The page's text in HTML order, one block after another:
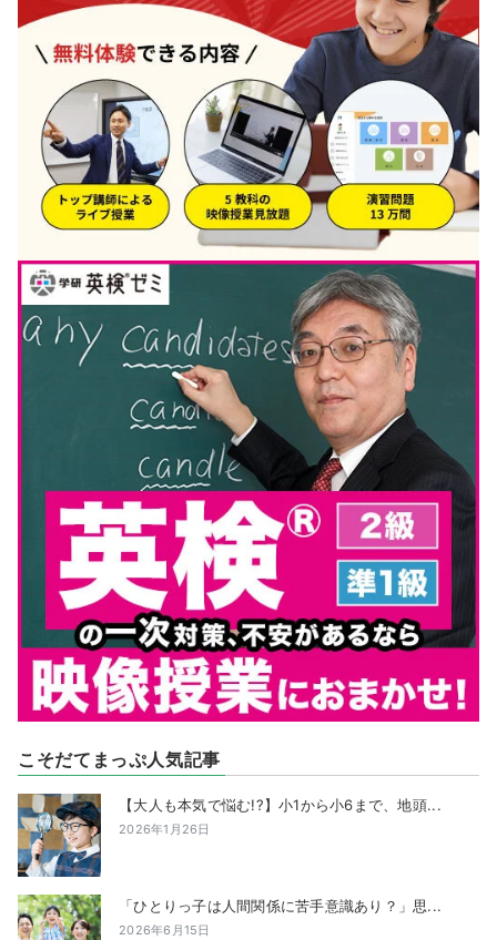
こそだてまっぷ人気記事
【大人も本気で悩む!?】小1から小6まで、地頭...
2026年1月26日
「ひとりっ子は人間関係に苦手意識あり？」思...
2026年6月15日